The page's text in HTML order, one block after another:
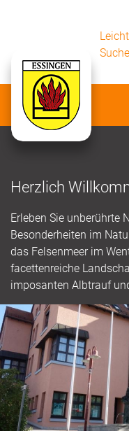
Suche
Herzlich
Erleben Sie unberührte
Besonderheiten im
das Felsenmeer im
facettenreiche
imposanten Albtrauf